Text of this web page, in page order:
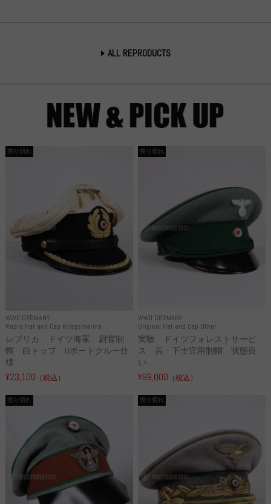
ALL REPRODUCTS
WWII GERMANY
Repro Hat and Cap Kriegsmarine
売り切れ
レプリカ ドイツ海軍 尉官制
帽 白トップ Uボートクルー仕
様
¥23,100 （税込）
WWII GERMANY
Original Hat and Cap Other
売り切れ
実物 ドイツフォレストサービ
ス 兵・下士官用制帽 状態良
い...
¥99,000 （税込）
売り切れ 売り切れ